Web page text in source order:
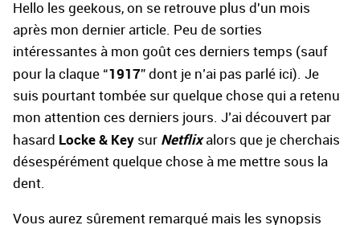
Hello les geekous, on se retrouve plus d'un mois
après mon dernier article. Peu de sorties
intéressantes à mon goût ces derniers temps (sauf
pour la claque “1917” dont je n’ai pas parlé ici). Je
suis pourtant tombée sur quelque chose qui a retenu
mon attention ces derniers jours. J’ai découvert par
hasard Locke & Key sur Netflixalors que je cherchais
désespérément quelque chose à me mettre sous la
dent.
Vous aurez sûrement remarqué mais les synopsis